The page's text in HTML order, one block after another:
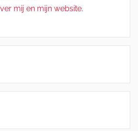
mij en mijn website.